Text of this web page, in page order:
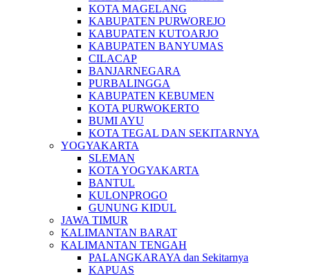
KOTA MAGELANG
KABUPATEN PURWOREJO
KABUPATEN KUTOARJO
KABUPATEN BANYUMAS
CILACAP
BANJARNEGARA
PURBALINGGA
KABUPATEN KEBUMEN
KOTA PURWOKERTO
BUMI AYU
KOTA TEGAL DAN SEKITARNYA
YOGYAKARTA
SLEMAN
KOTA YOGYAKARTA
BANTUL
KULONPROGO
GUNUNG KIDUL
JAWA TIMUR
KALIMANTAN BARAT
KALIMANTAN TENGAH
PALANGKARAYA dan Sekitarnya
KAPUAS